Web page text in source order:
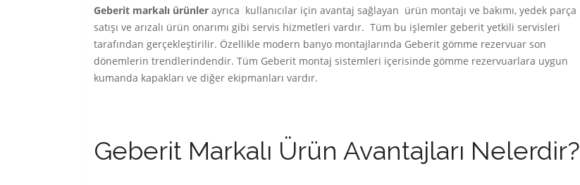
Geberit markalı ürünler ayrıca kullanıcılar için avantaj sağlayan ürün montajı ve bakımı, yedek parça
satışı ve arızalı ürün onarımı gibi servis hizmetleri vardır. Tüm bu işlemler geberit yetkili servisleri
tarafından gerçekleştirilir. Özellikle modern banyo montajlarında Geberit gömme rezervuar son
dönemlerin trendlerindendir. Tüm Geberit montaj sistemleri içerisinde gömme rezervuarlara uygun
kumanda kapakları ve diğer ekipmanları vardır.
Geberit Markalı Ürün Avantajları Nelerdir?